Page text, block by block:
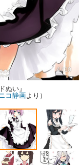
4 / 10
ぬい』
コ静画より）